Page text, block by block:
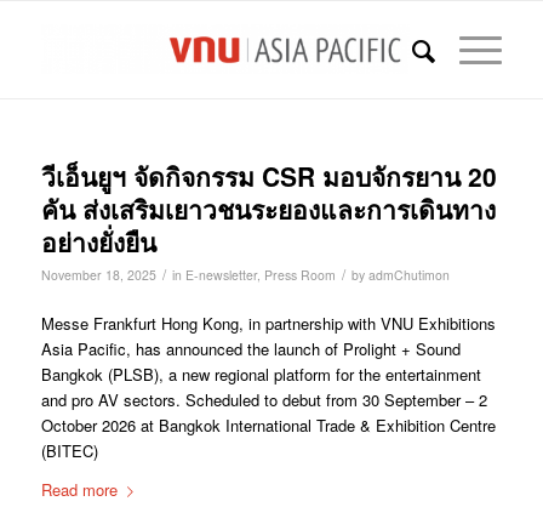
วีเอ็นยูฯ จัดกิจกรรม CSR มอบจักรยาน 20
คัน ส่งเสริมเยาวชนระยองและการเดินทาง
อย่างยั่งยืน
November 18, 2025 / in E-newsletter, Press Room / by admChutimon
Messe Frankfurt Hong Kong, in partnership with VNU Exhibitions
Asia Pacific, has announced the launch of Prolight + Sound
Bangkok (PLSB), a new regional platform for the entertainment
and pro AV sectors. Scheduled to debut from 30 September – 2
October 2026 at Bangkok International Trade & Exhibition Centre
(BITEC)
Read more